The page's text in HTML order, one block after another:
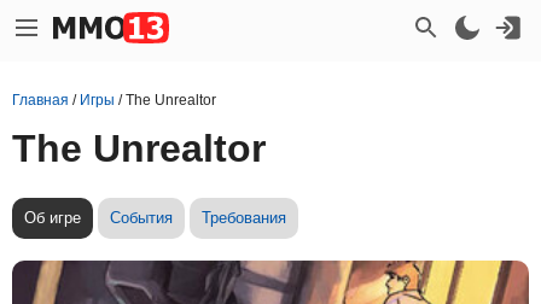
Главная / Игры /The Unrealtor
The Unrealtor
Об игре События Требования